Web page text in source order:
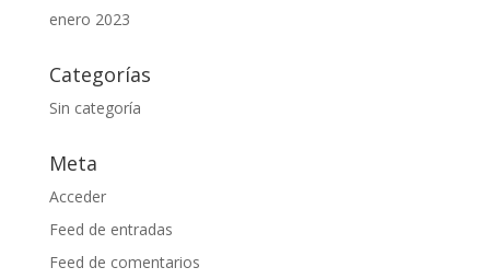
enero 2023
Categorías
Sin categoría
Meta
Acceder
Feed de entradas
Feed de comentarios